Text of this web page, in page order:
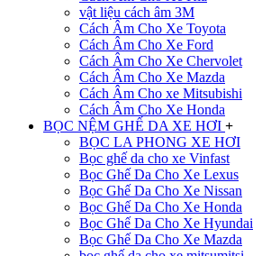
vật liệu cách âm 3M
Cách Âm Cho Xe Toyota
Cách Âm Cho Xe Ford
Cách Âm Cho Xe Chervolet
Cách Âm Cho Xe Mazda
Cách Âm Cho xe Mitsubishi
Cách Âm Cho Xe Honda
BỌC NỆM GHẾ DA XE HƠI +
BỌC LA PHONG XE HƠI
Bọc ghế da cho xe Vinfast
Bọc Ghế Da Cho Xe Lexus
Bọc Ghế Da Cho Xe Nissan
Bọc Ghế Da Cho Xe Honda
Bọc Ghế Da Cho Xe Hyundai
Bọc Ghế Da Cho Xe Mazda